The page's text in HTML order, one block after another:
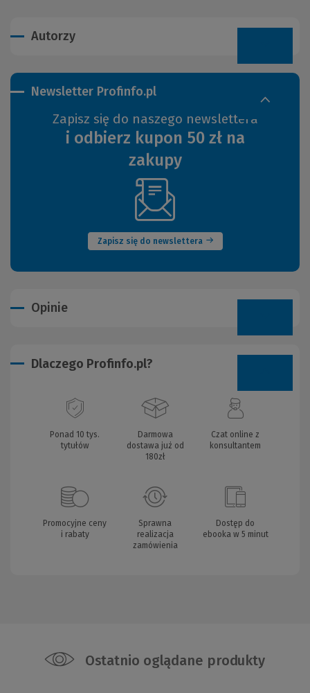
Autorzy
Newsletter Profinfo.pl
Zapisz się do naszego newslettera
i odbierz kupon 50 zł na
zakupy
Zapisz się do newslettera
(Nowe
okno)
Opinie
Dlaczego Profinfo.pl?
Ponad 10 tys.
tytułów
Darmowa
dostawa już od
180zł
Czat online z
konsultantem
Promocyjne ceny
i rabaty
Sprawna
realizacja
zamówienia
Dostęp do
ebooka w 5 minut
Ostatnio oglądane produkty